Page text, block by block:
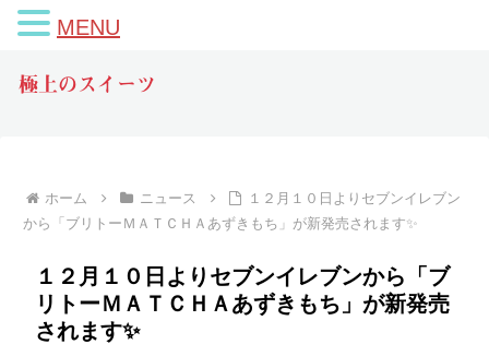
極上のスイーツ
ホーム ニュース
１２月１０日よりセブンイレブン
から「ブリトーＭＡＴＣＨＡあずきもち」が新発売されます✨
１２月１０日よりセブンイレブンから「ブ
リトーＭＡＴＣＨＡあずきもち」が新発売
されます✨
MENU